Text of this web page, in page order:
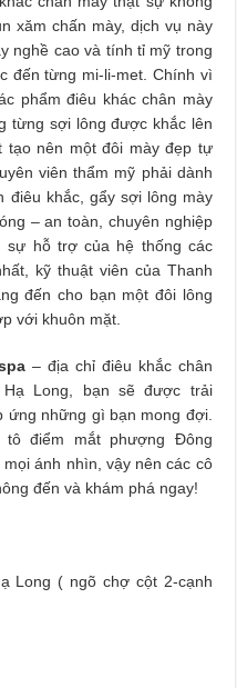
xăm chấn mày, dịch vụ này
nghề cao và tính tỉ mỹ trong
đến từng mi-li-met. Chính vì
phẩm điêu khác chân mày
từng sợi lông được khắc lên
tạo nên một đôi mày đẹp tự
viên thẩm mỹ phải dành
điêu khắc, gẩy sợi lông mày
– an toàn, chuyên nghiệp
sự hỗ trợ của hệ thống các
kỹ thuật viên của Thanh
đến cho bạn một đôi lông
với khuôn mặt.
– địa chỉ điêu khắc chân
Long, bạn sẽ được trải
ứng những gì bạn mong đợi.
điểm mắt phượng Đông
ánh nhìn, vậy nên các cô
đến và khám phá ngay!
Long ( ngõ chợ cột 2-cạnh